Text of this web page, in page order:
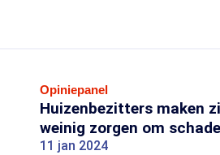
Opiniepanel
Huizenbezitters maken
weinig zorgen om
11 jan 2024